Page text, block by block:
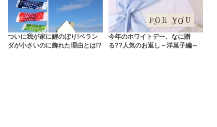
ついに我が家に鯉のぼり!ベラン
ダが小さいのに飾れた理由とは!?
今年のホワイトデー、なに贈
る??人気のお返し～洋菓子編～